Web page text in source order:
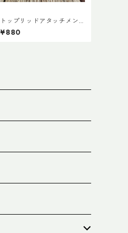
トップリッドアタッチメン
ト (ペア)
¥880